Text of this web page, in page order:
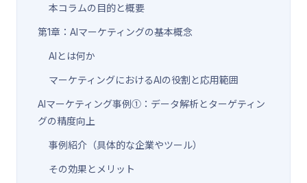
本コラムの目的と概要
第1章：AIマーケティングの基本概念
AIとは何か
マーケティングにおけるAIの役割と応用範囲
AIマーケティング事例①：データ解析とターゲティン
グの精度向上
事例紹介（具体的な企業やツール）
その効果とメリット